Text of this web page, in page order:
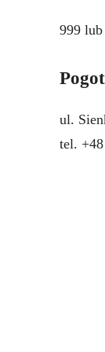
999 lub
ul.
tel.